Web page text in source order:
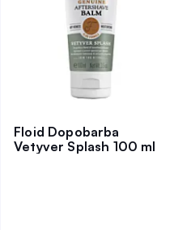
Floid Dopobarba
Vetyver Splash 100 ml